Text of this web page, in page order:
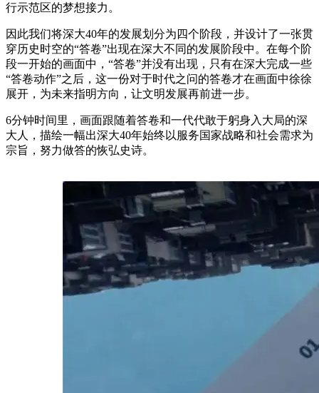
行示范区的梦想接力。
因此我们将深大40年的发展划分为四个阶段，并设计了一张贯
穿历史时空的“答卷”出现在深大不同的发展阶段中。在每个阶
段一开始的画面中，“答卷”并没有出现，只有在深大完成一些
“答卷动作”之后，这一份对于时代之问的答卷才在画面中徐徐
展开，为未来指明方向，让文明发展再前进一步。
6分钟时间里，画面跟随着答卷和一代代敢于躬身入大局的深
大人，描绘一幅出深大40年始终以服务国家战略和社会需求为
宗旨，努力做答的恢弘史诗。